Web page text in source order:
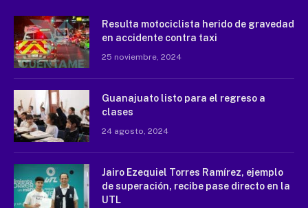
Resulta motociclista herido de gravedad
en accidente contra taxi
25 noviembre, 2024
Guanajuato listo para el regreso a
clases
24 agosto, 2024
Jairo Ezequiel Torres Ramírez, ejemplo
de superación, recibe pase directo en la
UTL